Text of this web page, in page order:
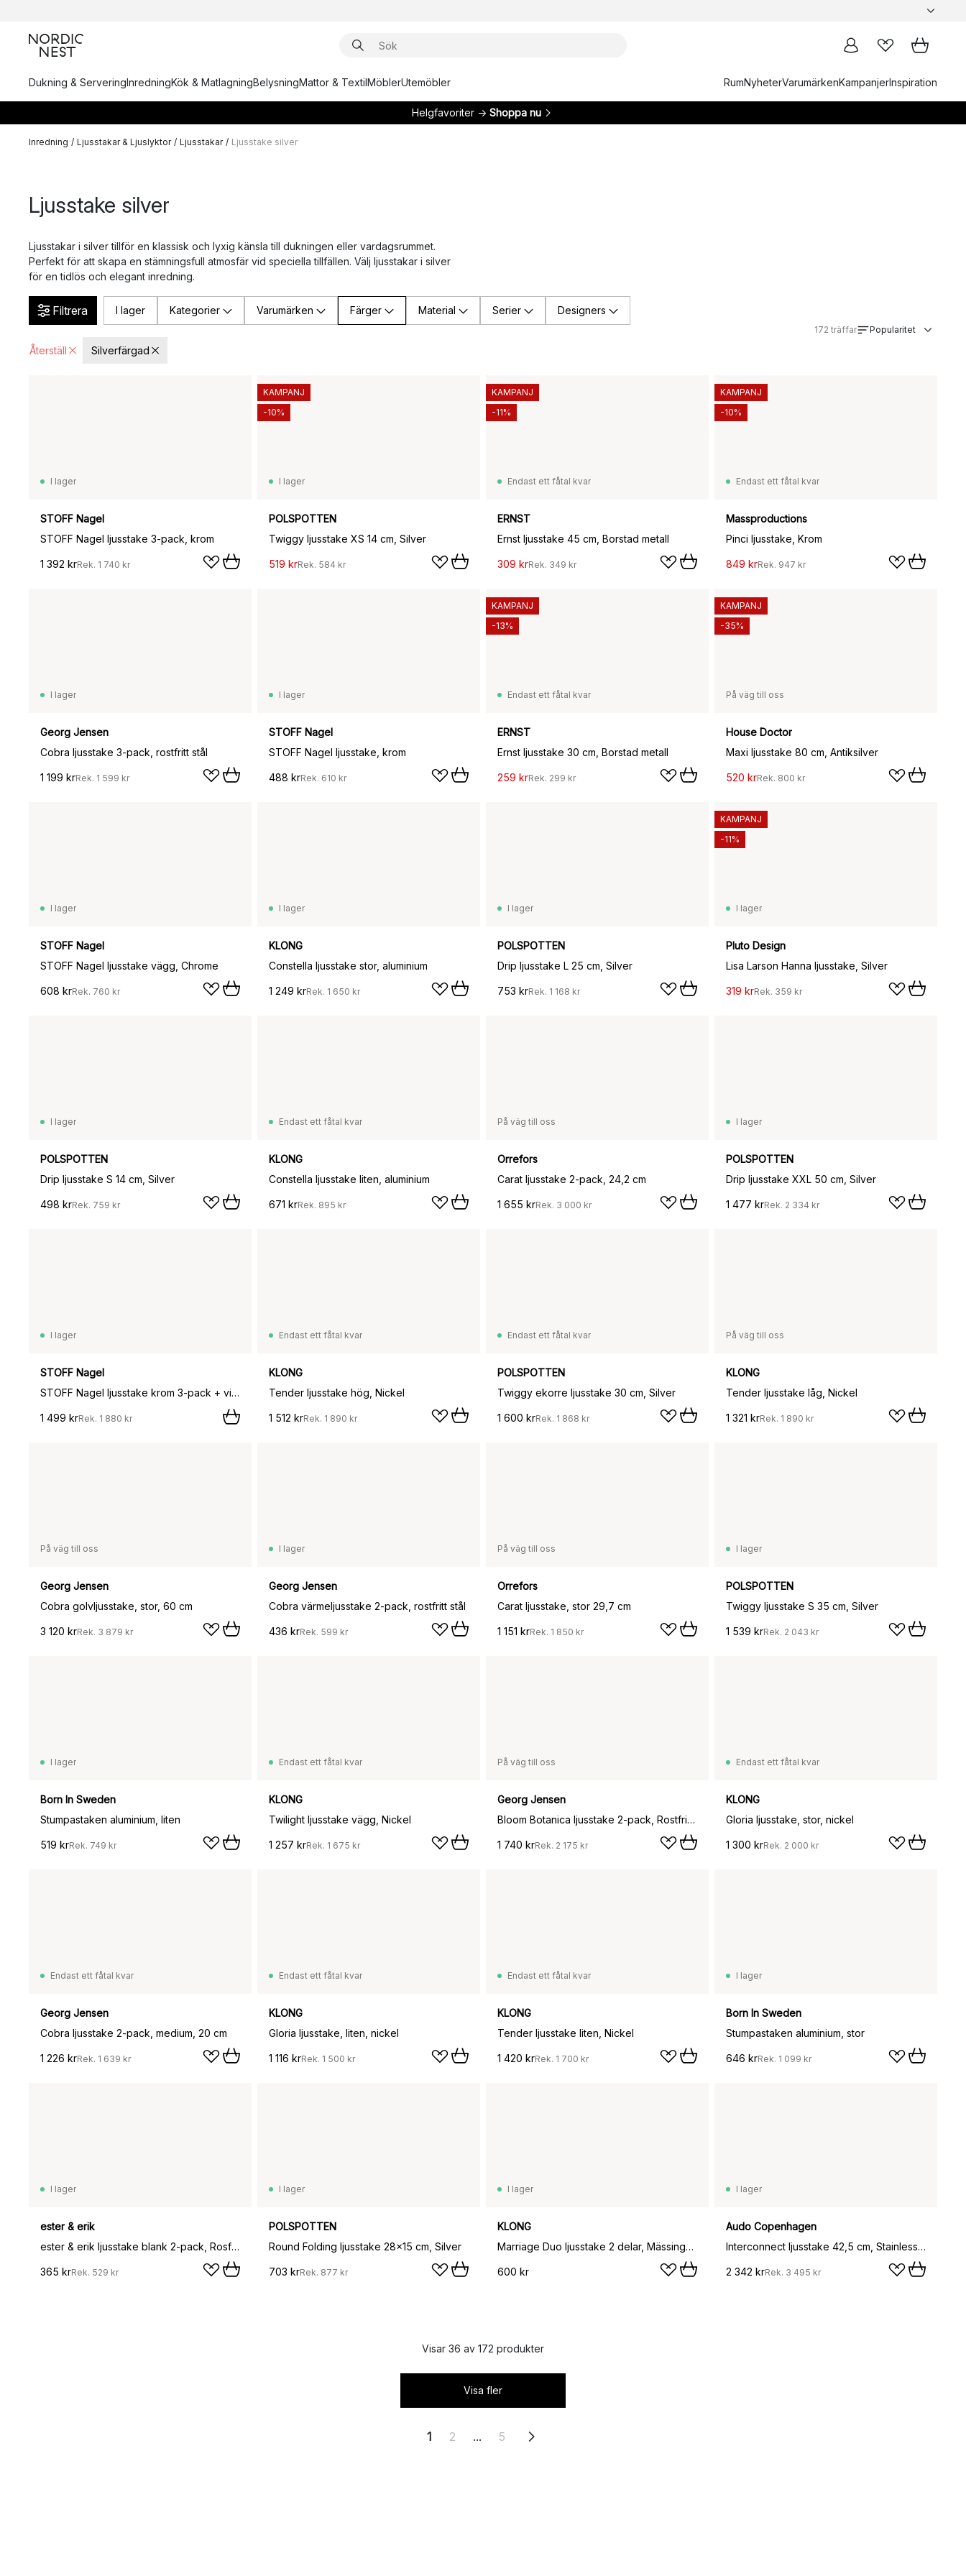
Dukning & ServeringInredningKök & MatlagningBelysningMattor & TextilMöblerUtemöbler RumNyheterVarumärkenKampanjerInspiration
Helgfavoriter → Shoppa nu
Inredning / Ljusstakar & Ljuslyktor / Ljusstakar / Ljusstake silver
Ljusstake silver
Ljusstakar i silver tillför en klassisk och lyxig känsla till dukningen eller vardagsrummet.
Perfekt för att skapa en stämningsfull atmosfär vid speciella tillfällen. Välj ljusstakar i silver
för en tidlös och elegant inredning.
Filtrera I lager Kategorier Varumärken Färger Material Serier Designers
Återställ Silverfärgad
172 träffar Popularitet
I lager
STOFF Nagel
STOFF Nagel ljusstake 3-pack, krom
1 392 krRek. 1 740 kr
I lager
POLSPOTTEN
Twiggy ljusstake XS 14 cm, Silver
519 krRek. 584 kr
KAMPANJ
-10%
Endast ett fåtal kvar
ERNST
Ernst ljusstake 45 cm, Borstad metall
309 krRek. 349 kr
KAMPANJ
-11%
Endast ett fåtal kvar
Massproductions
Pinci ljusstake, Krom
849 krRek. 947 kr
KAMPANJ
-10%
I lager
Georg Jensen
Cobra ljusstake 3-pack, rostfritt stål
1 199 krRek. 1 599 kr
I lager
STOFF Nagel
STOFF Nagel ljusstake, krom
488 krRek. 610 kr
Endast ett fåtal kvar
ERNST
Ernst ljusstake 30 cm, Borstad metall
259 krRek. 299 kr
KAMPANJ
-13%
På väg till oss
House Doctor
Maxi ljusstake 80 cm, Antiksilver
520 krRek. 800 kr
KAMPANJ
-35%
I lager
STOFF Nagel
STOFF Nagel ljusstake vägg, Chrome
608 krRek. 760 kr
I lager
KLONG
Constella ljusstake stor, aluminium
1 249 krRek. 1 650 kr
I lager
POLSPOTTEN
Drip ljusstake L 25 cm, Silver
753 krRek. 1 168 kr
I lager
Pluto Design
Lisa Larson Hanna ljusstake, Silver
319 krRek. 359 kr
KAMPANJ
-11%
I lager
POLSPOTTEN
Drip ljusstake S 14 cm, Silver
498 krRek. 759 kr
Endast ett fåtal kvar
KLONG
Constella ljusstake liten, aluminium
671 krRek. 895 kr
På väg till oss
Orrefors
Carat ljusstake 2-pack, 24,2 cm
1 655 krRek. 3 000 kr
I lager
POLSPOTTEN
Drip ljusstake XXL 50 cm, Silver
1 477 krRek. 2 334 kr
I lager
STOFF Nagel
STOFF Nagel ljusstake krom 3-pack + vita ljus 12-pack,
1 499 krRek. 1 880 kr
Endast ett fåtal kvar
KLONG
Tender ljusstake hög, Nickel
1 512 krRek. 1 890 kr
Endast ett fåtal kvar
POLSPOTTEN
Twiggy ekorre ljusstake 30 cm, Silver
1 600 krRek. 1 868 kr
På väg till oss
KLONG
Tender ljusstake låg, Nickel
1 321 krRek. 1 890 kr
På väg till oss
Georg Jensen
Cobra golvljusstake, stor, 60 cm
3 120 krRek. 3 879 kr
I lager
Georg Jensen
Cobra värmeljusstake 2-pack, rostfritt stål
436 krRek. 599 kr
På väg till oss
Orrefors
Carat ljusstake, stor 29,7 cm
1 151 krRek. 1 850 kr
I lager
POLSPOTTEN
Twiggy ljusstake S 35 cm, Silver
1 539 krRek. 2 043 kr
I lager
Born In Sweden
Stumpastaken aluminium, liten
519 krRek. 749 kr
Endast ett fåtal kvar
KLONG
Twilight ljusstake vägg, Nickel
1 257 krRek. 1 675 kr
På väg till oss
Georg Jensen
Bloom Botanica ljusstake 2-pack, Rostfritt stål
1 740 krRek. 2 175 kr
Endast ett fåtal kvar
KLONG
Gloria ljusstake, stor, nickel
1 300 krRek. 2 000 kr
Endast ett fåtal kvar
Georg Jensen
Cobra ljusstake 2-pack, medium, 20 cm
1 226 krRek. 1 639 kr
Endast ett fåtal kvar
KLONG
Gloria ljusstake, liten, nickel
1 116 krRek. 1 500 kr
Endast ett fåtal kvar
KLONG
Tender ljusstake liten, Nickel
1 420 krRek. 1 700 kr
I lager
Born In Sweden
Stumpastaken aluminium, stor
646 krRek. 1 099 kr
I lager
ester & erik
ester & erik ljusstake blank 2-pack, Rosfritt stål
365 krRek. 529 kr
I lager
POLSPOTTEN
Round Folding ljusstake 28x15 cm, Silver
703 krRek. 877 kr
I lager
KLONG
Marriage Duo ljusstake 2 delar, Mässing-silver
600 kr
I lager
Audo Copenhagen
Interconnect ljusstake 42,5 cm, Stainless steel
2 342 krRek. 3 495 kr
Visar 36 av 172 produkter
Visa fler
1 2 ... 5